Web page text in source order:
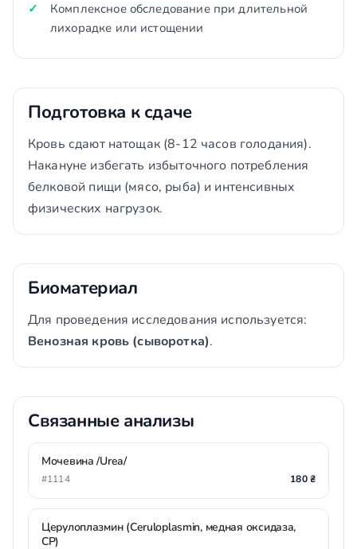
Комплексное обследование при длительной
лихорадке или истощении
Подготовка к сдаче
Кровь сдают натощак (8-12 часов голодания).
Накануне избегать избыточного потребления
белковой пищи (мясо, рыба) и интенсивных
физических нагрузок.
Биоматериал
Для проведения исследования используется:
Венозная кровь (сыворотка).
Связанные анализы
Мочевина /Urea/
#1114 180 ₴
Церулоплазмин (Ceruloplasmin, медная оксидаза,
CP)